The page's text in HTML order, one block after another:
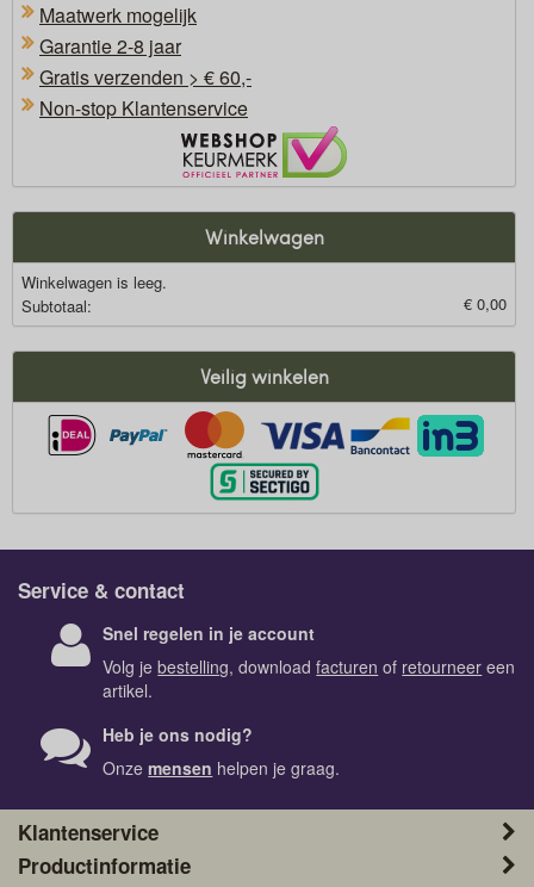
Maatwerk mogelijk
Garantie 2-8 jaar
Gratis verzenden > € 60,-
Non-stop Klantenservice
Winkelwagen
Winkelwagen is leeg.
Subtotaal:
€ 0,00
Veilig winkelen
Service & contact
Snel regelen in je account
Volg jebestelling, downloadfacturen of retourneer een
artikel.
Heb je ons nodig?
Onzemensen helpen je graag.
Klantenservice
Productinformatie